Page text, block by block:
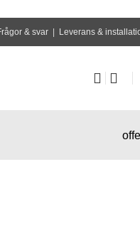
& svar Leverans &